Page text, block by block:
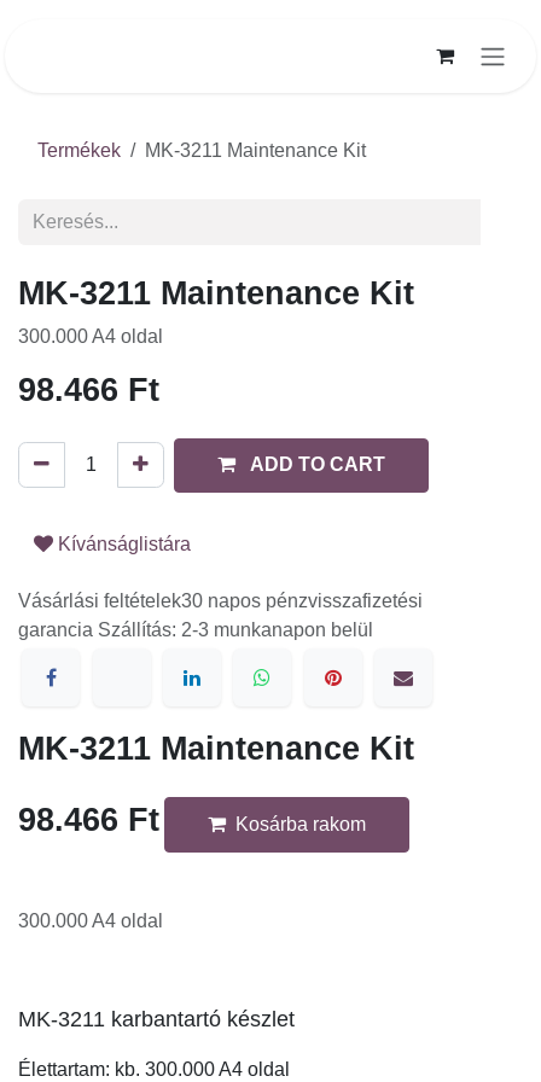
Termékek MK-3211 Maintenance Kit
MK-3211 Maintenance Kit
300.000 A4 oldal
98.466 Ft
ADD TO CART
Kívánságlistára
Vásárlási feltételek30 napos pénzvisszafizetési garancia
Szállítás: 2-3 munkanapon belül
MK-3211 Maintenance Kit
98.466 Ft Kosárba rakom
300.000 A4 oldal
MK-3211 karbantartó készlet
Élettartam: kb. 300.000 A4 oldal